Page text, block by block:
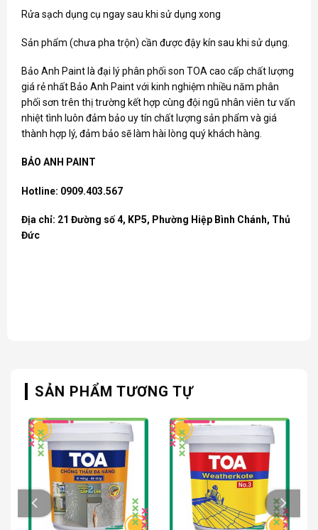
Rửa sạch dụng cụ ngay sau khi sử dụng xong
Sản phẩm (chưa pha trộn) cần được đậy kín sau khi sử dụng.
Bảo Anh Paint là đại lý phân phối son TOAcao cấp chất lượng
giá rẻ nhất Bảo Anh Paint với kinh nghiệm nhiều năm phân
phối sơn trên thị trường kết hợp cùng đội ngũ nhân viên tư vấn
nhiệt tình luôn đảm bảo uy tín chất lượng sản phẩm và giá
thành hợp lý, đảm bảo sẽ làm hài lòng quý khách hàng.
BẢO ANH PAINT
Hotline: 0909.403.567
Địa chỉ: 21 Đường số 4, KP5, Phường Hiệp Bình Chánh, Thủ
Đức
SẢN PHẨM TƯƠNG TỰ